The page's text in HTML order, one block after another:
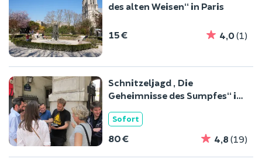
des alten Weisen“ in Paris
15 € 4,0(1)
Schnitzeljagd „Die
Geheimnisse des Sumpfes“ im
Sofort
80 € 4,8 (19)